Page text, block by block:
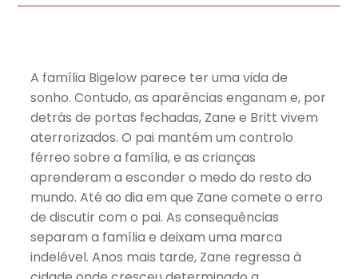
A família Bigelow parece ter uma vida de
sonho. Contudo, as aparências enganam e, por
detrás de portas fechadas, Zane e Britt vivem
aterrorizados. O pai mantém um controlo
férreo sobre a família, e as crianças
aprenderam a esconder o medo do resto do
mundo. Até ao dia em que Zane comete o erro
de discutir com o pai. As consequências
separam a família e deixam uma marca
indelével. Anos mais tarde, Zane regressa à